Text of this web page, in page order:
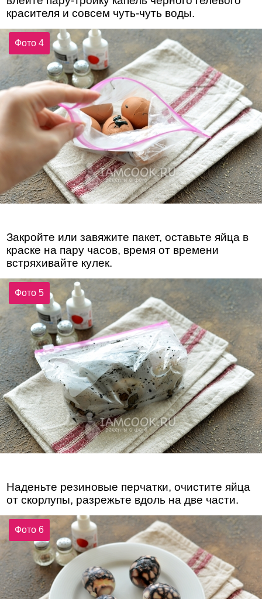
красителя и совсем чуть-чуть воды.
Фото 4
Закройте или завяжите пакет, оставьте яйца в
краске на пару часов, время от времени
встряхивайте кулек.
Фото 5
Наденьте резиновые перчатки, очистите яйца
от скорлупы, разрежьте вдоль на две части.
Фото 6